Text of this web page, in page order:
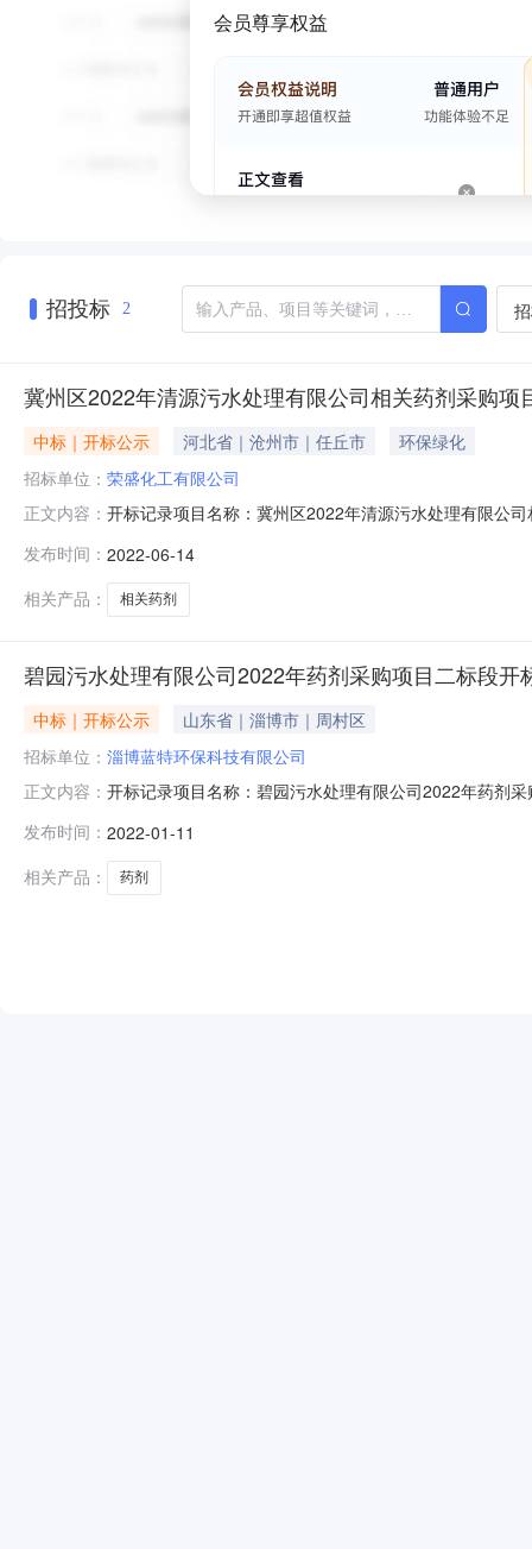
会员尊享权益
招投标 2
冀州区2022年清源污水处理有限公司相关药剂采购项
中标｜开标公示 河北省｜沧州市｜任丘市
环保绿化
招标单位： 荣盛化工有限公司
正文内容： 开标记录项目名称：冀州区2022年清源污水处理有限公
天内完成）合格2荣盛化工有限公司120888.00依据招标
（接
发布时间： 2022-06-14
相关产品：
相关药剂
碧园污水处理有限公司2022年药剂采购项目二标段开
中标｜开标公示
山东省｜淄博市｜周村区
招标单位： 淄博蓝特环保科技有限公司
正文内容： 开标记录项目名称：碧园污水处理有限公司2022年药剂
蓝特环保科技有限公司5865001年合格依据招标人需求
（接
发布时间： 2022-01-11
相关产品：
药剂